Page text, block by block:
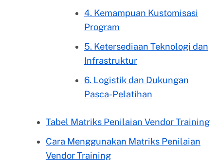
4. Kemampuan Kustomisasi
Program
5. Ketersediaan Teknologi dan
Infrastruktur
6. Logistik dan Dukungan
Pasca-Pelatihan
Tabel Matriks Penilaian Vendor Training
Cara Menggunakan Matriks Penilaian
Vendor Training